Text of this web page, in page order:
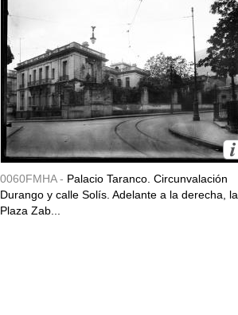
0060FMHA - Palacio Taranco. Circunvalación
Durango y calle Solís. Adelante a la derecha, la
Plaza Zab...